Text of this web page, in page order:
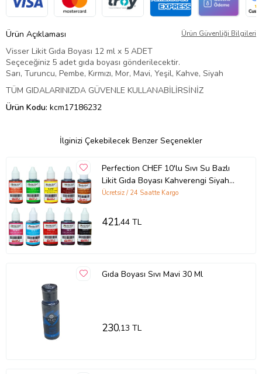
Ürün Açıklaması Ürün Güvenliği Bilgileri
Visser Likit Gıda Boyası 12 ml x 5 ADET
Seçeceğiniz 5 adet gıda boyası gönderilecektir.
Sarı, Turuncu, Pembe, Kırmızı, Mor, Mavi, Yeşil, Kahve, Siyah
TÜM GIDALARINIZDA GÜVENLE KULLANABİLİRSİNİZ
Ürün Kodu: kcm17186232
İlginizi Çekebilecek Benzer Seçenekler
Perfection CHEF 10'lu Sıvı Su Bazlı
Likit Gıda Boyası Kahverengi Siyah
Bordo Pembe Turuncu Sarı Kırmızı
Ücretsiz / 24 Saatte Kargo
421,44 TL
Gıda Boyası Sıvı Mavi 30 Ml
230,13 TL